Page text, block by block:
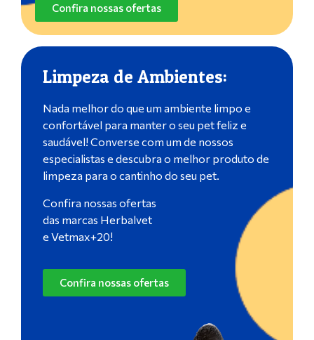
Confira nossas ofertas
Limpeza de Ambientes:
Nada melhor do que um ambiente limpo e
confortável para manter o seu pet feliz e
saudável! Converse com um de nossos
especialistas e descubra o melhor produto de
limpeza para o cantinho do seu pet.
Confira nossas ofertas
das marcas Herbalvet
e Vetmax+20!
Confira nossas ofertas